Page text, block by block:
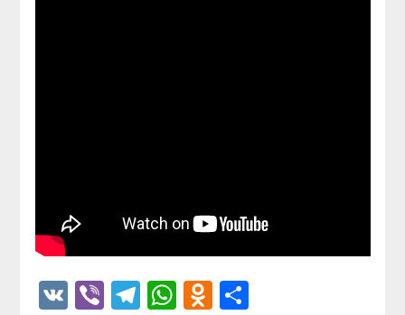
VKViberTelegram
WhatsApp
Odnoklassniki
Отправить